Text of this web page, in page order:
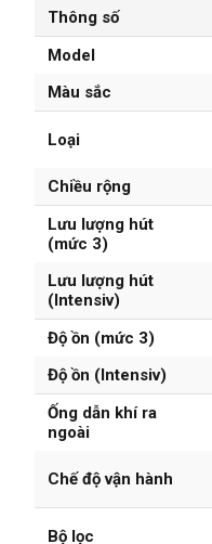
Thông số
Model
Màu sắc
Loại
Chiều rộng
Lưu lượng hút
(mức 3)
Lưu lượng hút
(Intensiv)
Độ ồn (mức 3)
Độ ồn (Intensiv)
Ống dẫn khí ra
ngoài
Chế độ vận hành
Bộ lọc